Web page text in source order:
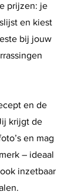
prijzen: je
en kiest
bij jouw
en de
krijgt de
en mag
– ideaal
inzetbaar